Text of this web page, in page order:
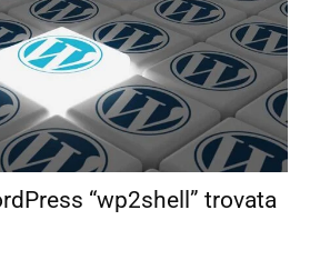
“wp2shell” trovata